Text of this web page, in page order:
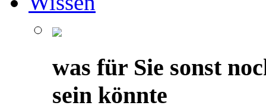
was für Sie sonst
sein könnte